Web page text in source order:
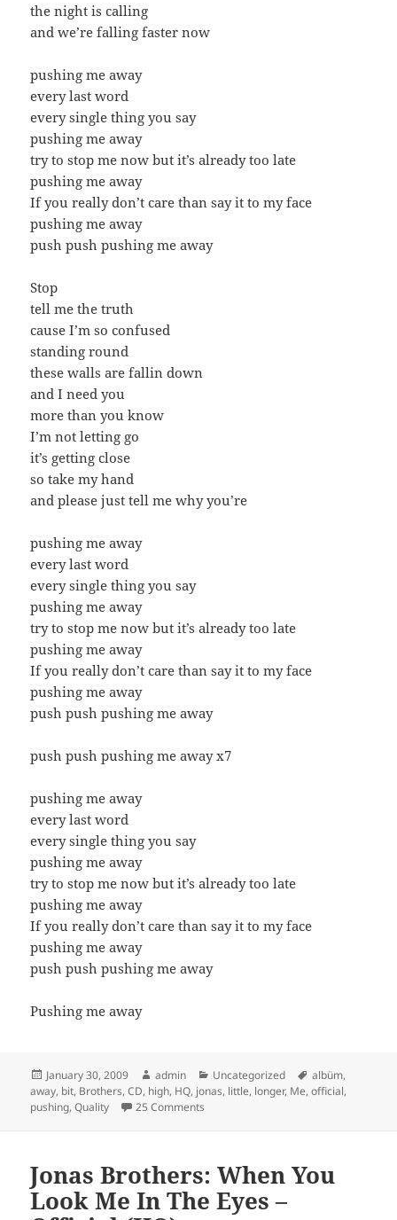
the night is calling
and we’re falling faster now
pushing me away
every last word
every single thing you say
pushing me away
try to stop me now but it’s already too late
pushing me away
If you really don’t care than say it to my face
pushing me away
push push pushing me away
Stop
tell me the truth
cause I’m so confused
standing round
these walls are fallin down
and I need you
more than you know
I’m not letting go
it’s getting close
so take my hand
and please just tell me why you’re
pushing me away
every last word
every single thing you say
pushing me away
try to stop me now but it’s already too late
pushing me away
If you really don’t care than say it to my face
pushing me away
push push pushing me away
push push pushing me away x7
pushing me away
every last word
every single thing you say
pushing me away
try to stop me now but it’s already too late
pushing me away
If you really don’t care than say it to my face
pushing me away
push push pushing me away
Pushing me away
Posted
on
January 30, 2009 Author
admin Categories
Uncategorized Tags
albüm,
away, bit, Brothers,CD, high, HQ, jonas, little, longer, Me,official,
pushing,Quality 25 Comments
Jonas Brothers: When You
Look Me In The Eyes –